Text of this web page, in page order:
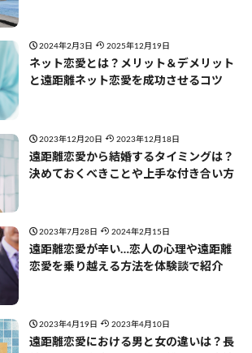
2024年2月3日 2025年12月19日
ネット恋愛とは？メリット＆デメリット
と遠距離ネット恋愛を成功させるコツ
2023年12月20日 2023年12月18日
遠距離恋愛から結婚するタイミングは？
決めておくべきことや上手な付き合い方
2023年7月28日 2024年2月15日
遠距離恋愛が辛い…恋人の心理や遠距離
恋愛を乗り越える方法を体験談で紹介
2023年4月19日 2023年4月10日
遠距離恋愛における男と女の違いは？長